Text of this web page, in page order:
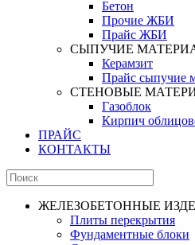
Бетон
Прочие ЖБИ
Прайс ЖБИ
СЫПУЧИЕ
Керамзит
Прайс сыпучие
СТЕНОВЫЕ
Газоблок
Кирпич
ПРАЙС
КОНТАКТЫ
ЖЕЛЕЗОБЕТОННЫЕ
Плиты перекрытия
Фундаментные блоки